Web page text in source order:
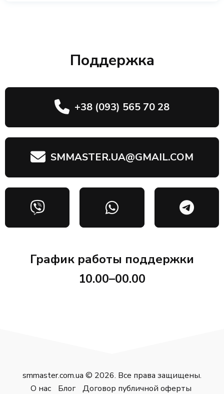
Поддержка
+38 (093) 565 70 28
SMMASTER.UA@GMAIL.COM
График работы поддержки
10.00–00.00
smmaster.com.ua © 2026. Все права защищены.
О нас
Блог Договор публичной оферты